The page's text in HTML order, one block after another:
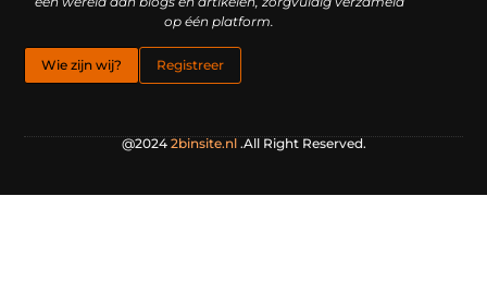
op één platform.
Wie zijn wij? Registreer
@2024 2binsite.nl.All Right Reserved.